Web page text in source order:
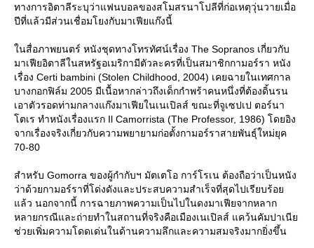
ทางการอิตาลีระบุว่าแฟนบอลของสโมสรนาโปลีที่ก่อเหตุวุ่นวายเมื่อ
ปีที่แล้วมีส่วนเชื่อมโยงกับมาเฟียแก๊งนี้
นสื่อภาพยนตร์ หนังชุดทางโทรทัศน์เรื่อง The Sopranos เกี่ยวกับ
มาเฟียอิตาลีในสหรัฐอเมริกามีตัวละครที่เป็นสมาชิกกามอร์รา หนัง
เรื่อง Certi bambini (Stolen Childhood, 2004) เคยฉายในเทศกาล
บางกอกฟิล์ม 2005 มีเนื้อหากล่าวถึงเด็กกำพร้าคนหนึ่งที่ต้องดิ้นรน
เอาตัวรอดท่ามกลางแก๊งมาเฟียในเนเปิลส์ ขณะที่จูเซปเป ตอร์นา
ตเร ทำหนังเรื่องแรก Il Camorrista (The Professor, 1986) โดยอิง
จากเรื่องจริงเกี่ยวกับความพยายามก่อตั้งกามอร์ราสายพันธุ์ใหม่ยุค
70-80
สำหรับ Gomorra ของผู้กำกับฯ มัตเตโอ การ์โรเน ต้องถือว่าเป็นหนัง
ว่าด้วยกามอร์ราที่โด่งดังและประสบความสำเร็จที่สุดไปเรียบร้อ
ล้ว นอกจากนี้ การฉายภาพความเป็นไปในดงมาเฟียจากหลาก
หลายกรณีและถ่ายทำในสถานที่จริงคือเมืองเนเปิลส์ แคว้นคัมปาเนี
ช่วยเพิ่มความโดดเด่นในด้านความลึกและความสมจริงมากยิ่งขึ้น